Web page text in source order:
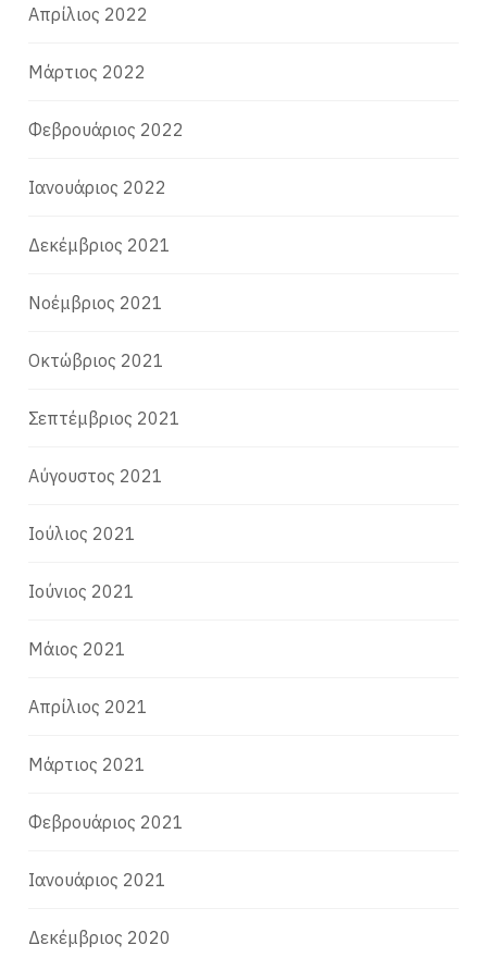
Απρίλιος 2022
Μάρτιος 2022
Φεβρουάριος 2022
Ιανουάριος 2022
Δεκέμβριος 2021
Νοέμβριος 2021
Οκτώβριος 2021
Σεπτέμβριος 2021
Αύγουστος 2021
Ιούλιος 2021
Ιούνιος 2021
Μάιος 2021
Απρίλιος 2021
Μάρτιος 2021
Φεβρουάριος 2021
Ιανουάριος 2021
Δεκέμβριος 2020